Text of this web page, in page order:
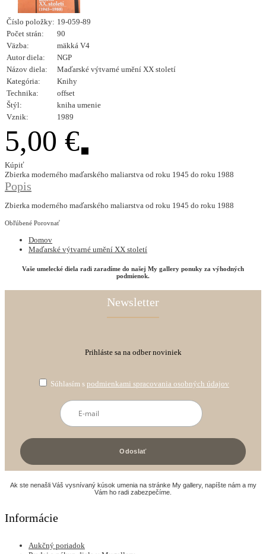
Číslo položky: 19-059-89
Počet strán:
90
Väzba:
mäkká V4
Autor diela:
NGP
Názov diela:
Maďarské výtvarné umění XX století
Kategória:
Knihy
Technika:
offset
Štýl:
kniha umenie
Vznik:
1989
5,00 €
Kúpiť
Zbierka moderného maďarského maliarstva od roku 1945 do roku 1988
Popis
Zbierka moderného maďarského maliarstva od roku 1945 do roku 1988
Obľúbené Porovnať
Domov
Maďarské výtvarné umění XX století
Vaše umelecké diela radi zaradíme do našej My gallery ponuky za výhodných
podmienok.
Newsletter
Prihláste sa na odber noviniek
Súhlasím s podmienkami spracovania osobných údajov
Ak ste nenašli Váš vysnívaný kúsok umenia na stránke My gallery, napíšte nám a my
Vám ho radi zabezpečíme.
Informácie
Aukčný poriadok